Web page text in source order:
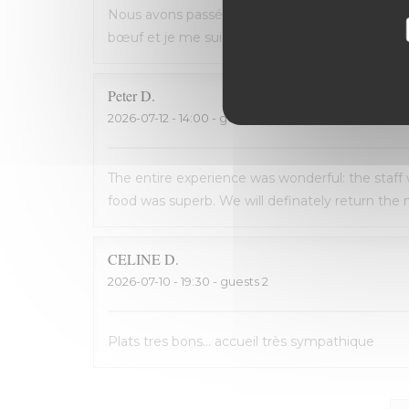
Nous avons passé une excellente soirée,
bœuf et je me suis régalé. Les frites étaient
PeterD
2026-07-12 - 14:00 - guests 2
The entire experience was wonderful: the
food was superb. We will definately return the
CELINED
2026-07-10 - 19:30 - guests 2
Plats tres bons... accueil très sympathique